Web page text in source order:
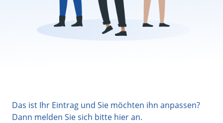
Das ist Ihr Eintrag und Sie möchten ihn anpassen?
Dann melden Sie sich bitte hieran.